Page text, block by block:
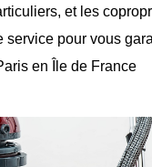
et les
service pour vous
en Île de France